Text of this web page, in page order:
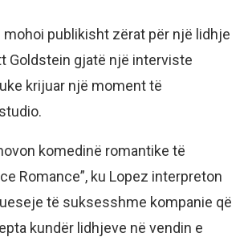
publikisht zërat për një lidhje
Goldstein gjatë një interviste
krijuar një moment të
komedinë romantike të
Romance”, ku Lopez interpreton
të suksesshme kompanie që
kundër lidhjeve në vendin e